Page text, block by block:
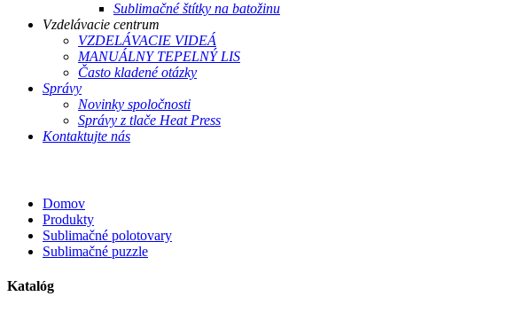
Sublimačné štítky na batožinu
Vzdelávacie centrum
VZDELÁVACIE VIDEÁ
MANUÁLNY TEPELNÝ LIS
Často kladené otázky
Správy
Novinky spoločnosti
Správy z tlače Heat Press
Kontaktujte nás
Domov
Produkty
Sublimačné polotovary
Sublimačné puzzle
Katalóg